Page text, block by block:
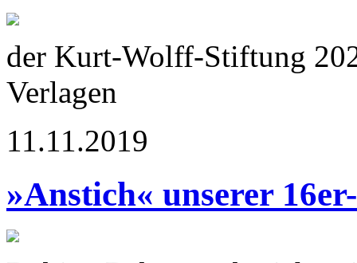
der Kurt-Wolff-Stiftung
Verlagen
11.11.2019
»Anstich« unserer